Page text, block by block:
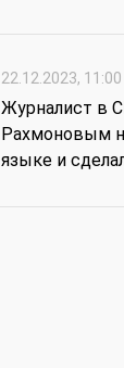
22.12.2023, 11:00
Журналист в
Рахмоновым
языке и